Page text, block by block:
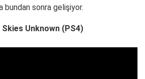
sonra gelişiyor.
Unknown (PS4)